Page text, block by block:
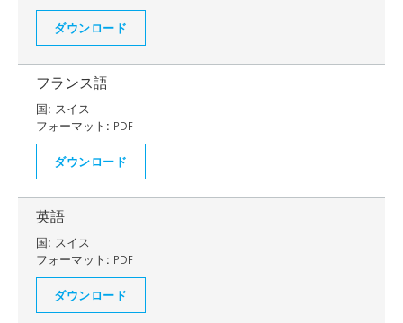
ダウンロード
フランス語
国: スイス
フォーマット: PDF
ダウンロード
英語
国: スイス
フォーマット: PDF
ダウンロード